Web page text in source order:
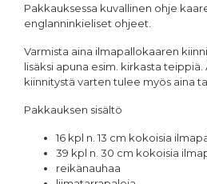
Pakkauksessa kuvallinen ohje
englanninkieliset ohjeet.
Varmista aina ilmapallokaaren
lisäksi apuna esim. kirkasta teippiä.
kiinnitystä varten tulee myös aina
Pakkauksen sisältö
16 kpl n. 13 cm kokoisia
39 kpl n. 30 cm kokoisia
reikänauhaa